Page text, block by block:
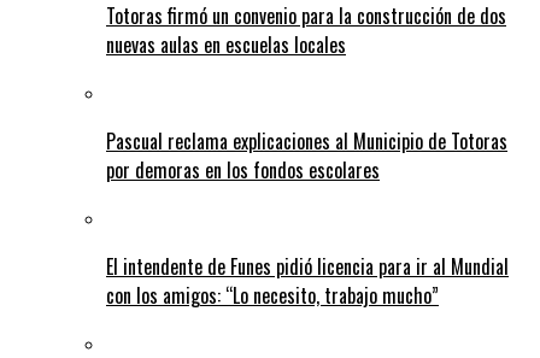
Totoras firmó un convenio para la construcción de dos
nuevas aulas en escuelas locales
Pascual reclama explicaciones al Municipio de Totoras
por demoras en los fondos escolares
El intendente de Funes pidió licencia para ir al Mundial
con los amigos: “Lo necesito, trabajo mucho”